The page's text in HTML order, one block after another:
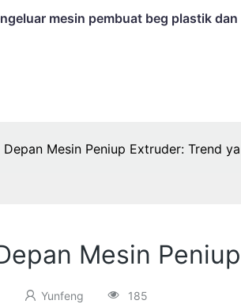
mesin pembuat beg plastik
Depan Mesin Peniup Extruder: Trend
Mesin
Yunfeng 185